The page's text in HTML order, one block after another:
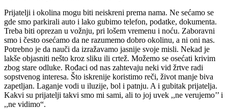
Prijatelji i okolina mogu biti neiskreni prema nama. Ne sećamo se
gde smo parkirali auto i lako gubimo telefon, podatke, dokumenta.
Treba biti oprezan u vožnju, pri lošem vremenu i noću. Zaboravni
smo i često osećamo da ne razumemo dobro okolinu, a ni oni nas.
Potrebno je da nauči da izražavamo jasnije svoje misli. Nekad je
lakše objasniti nešto kroz sliku ili crtež. Možemo se osećati krivim
zbog stare odluke. Rođaci od nas zahtevaju neki vid žrtve radi
sopstvenog interesa. Što iskrenije koristimo reči, život manje biva
zapetljan. Laganje vodi u iluzije, bol i patnju. A i gubitak prijatelja.
Kakvi su prijatelji takvi smo mi sami, ali to joj uvek ,,ne verujemo’’ i
,,ne vidimo“.